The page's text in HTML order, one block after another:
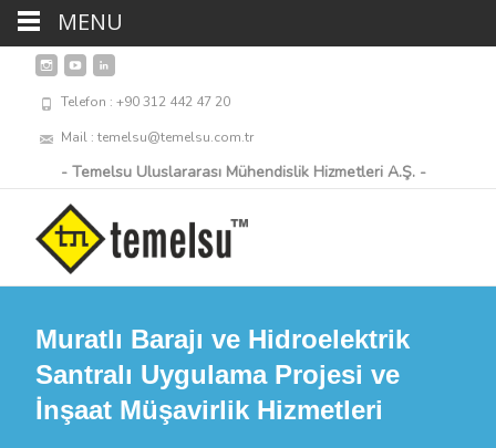
Telefon : +90 312 442 47 20
Mail : temelsu@temelsu.com.tr
- Temelsu Uluslararası Mühendislik Hizmetleri A.Ş. -
Muratlı Barajı ve Hidroelektrik
Santralı Uygulama Projesi ve
İnşaat Müşavirlik Hizmetleri
MENU